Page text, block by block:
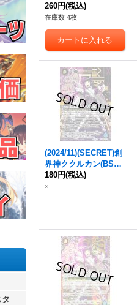
C44収録)【X】{
X09}《紫》
260円(税込)
在庫数 4枚
(2024/11)(SECRET)創
界神ククルカン(BSC4
4収録)【X-SEC】{
62-X09
180円(税込)
×